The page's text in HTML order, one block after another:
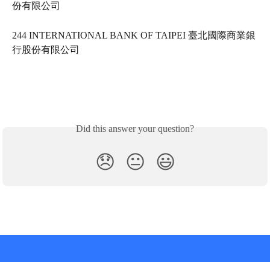
份有限公司
244 INTERNATIONAL BANK OF TAIPEI 臺北國際商業銀
行股份有限公司
Did this answer your question?
😞 😐 😃